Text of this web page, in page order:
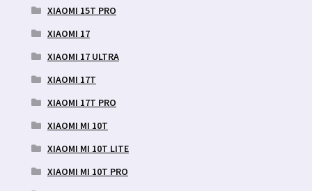
XIAOMI 15T PRO
XIAOMI 17
XIAOMI 17 ULTRA
XIAOMI 17T
XIAOMI 17T PRO
XIAOMI MI 10T
XIAOMI MI 10T LITE
XIAOMI MI 10T PRO